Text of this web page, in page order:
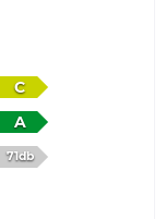
C
A
71db